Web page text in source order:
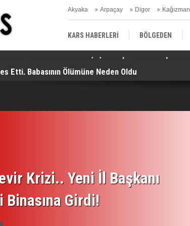
Akyaka Arpaçay Digor Kağızman
KARS HABERLERİ BÖLGEDEN
Etti, Babasının Ölümüne Neden Oldu
Krizi.. Yeni İl Başkanı
Girdi!